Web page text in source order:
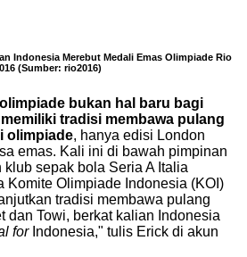
Indonesia Merebut Medali Emas Olimpiade Rio
(Sumber: rio2016)
bukan hal baru bagi
tradisi membawa pulang
olimpiade, hanya edisi London
emas. Kali ini di bawah pimpinan
klub sepak bola Seria A Italia
Komite Olimpiade Indonesia (KOI)
tradisi membawa pulang
dan Towi, berkat kalian Indonesia
forIndonesia," tulis Erick di akun